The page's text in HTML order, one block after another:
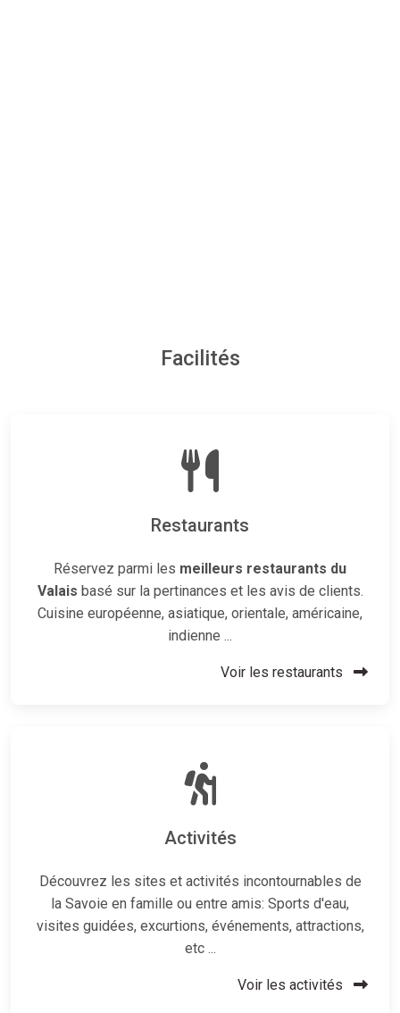
Facilités
Restaurants
Réservez parmi les meilleurs restaurants du
Valais basé sur la pertinances et les avis de clients.
Cuisine européenne, asiatique, orientale, américaine,
indienne ...
Voir les restaurants
Activités
Découvrez les sites et activités incontournables de
la Savoie en famille ou entre amis: Sports d'eau,
visites guidées, excurtions, événements, attractions,
etc ...
Voir les activités